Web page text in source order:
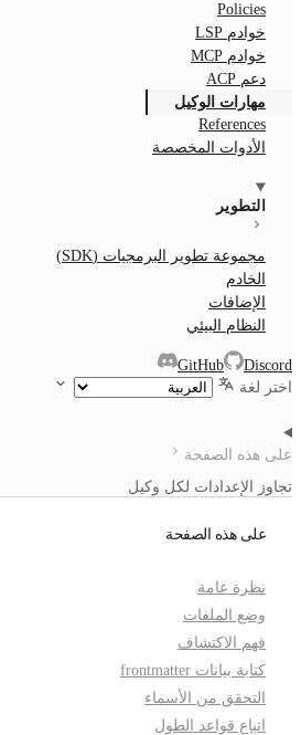
Policies
خوادم LSP
خوادم MCP
دعم ACP
مهارات الوكيل
References
الأدوات المخصصة
التطوير
مجموعة تطوير البرمجيات (SDK)
الخادم
الإضافات
النظام البيئي
GitHub
Discord
اختر لغة
على هذه الصفحة
تجاوز الإعدادات لكل وكيل
على هذه الصفحة
نظرة عامة
وضع الملفات
فهم الاكتشاف
كتابة بيانات frontmatter
التحقق من الأسماء
اتباع قواعد الطول